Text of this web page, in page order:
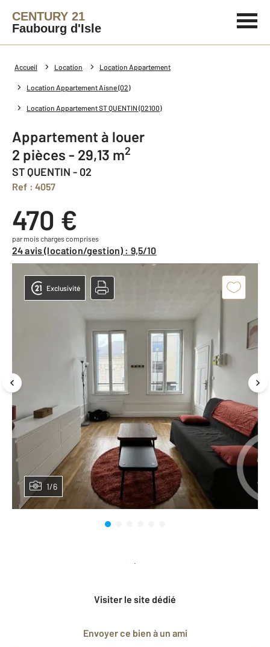
CENTURY 21
Faubourg d'Isle
Accueil Location Location Appartement
Location Appartement Aisne (02)
Location Appartement ST QUENTIN (02100)
Appartement à louer
2 pièces - 29,13 m2
ST QUENTIN - 02
Ref : 4057
470 €
par mois charges comprises
24 avis (location/gestion) : 9,5/10
1/6
Exclusivité
Visiter le site dédié
Envoyer ce bien à un ami